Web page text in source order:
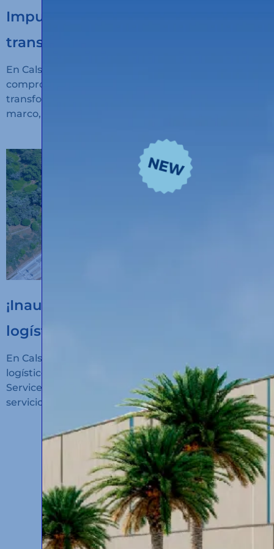
Impulsamos la digitalización del
transporte sostenible
En Calsina Carré seguimos avanzando en nuestro
compromiso con la innovación, la sostenibilidad y la
transformación digital del transporte. En este
marco, hemos recibido financiación
¡Inauguramos un nuevo hub
logístico en Algeciras!
En Calsina Carré hemos inaugurado un nuevo hub
logístico en San Roque (Cádiz): Calsina Carré
Services Algeciras, un espacio diseñado para ofrecer
servicios de alto